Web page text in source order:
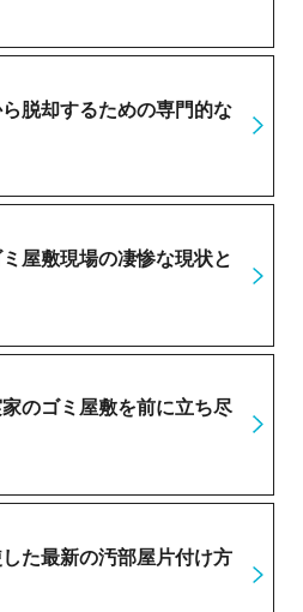
脱却するための専門的な
屋敷現場の凄惨な現状と
のゴミ屋敷を前に立ち尽
た最新の汚部屋片付け方